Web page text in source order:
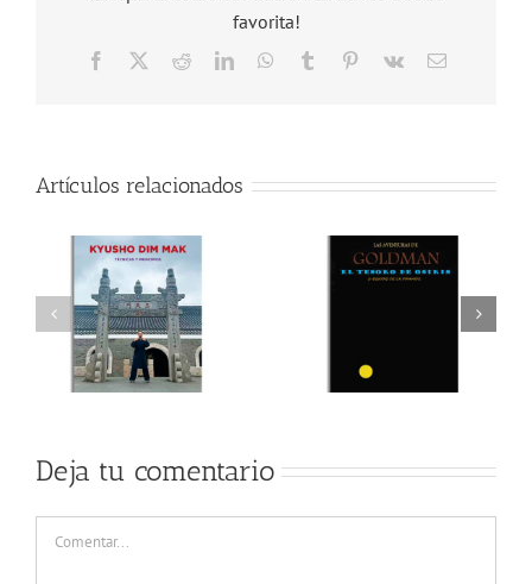
favorita!
Facebook RedditLinkedInWhatsApp
Tumblr Pinterest
Vk
Correo
Artículos relacionados
Deja tu comentario
Comentar